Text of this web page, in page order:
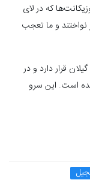
که در لای
و ما تعجب
قرار دارد و در
است. این سرو